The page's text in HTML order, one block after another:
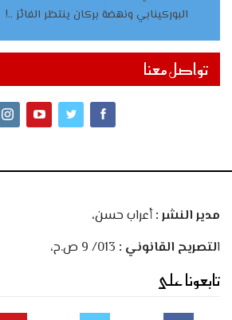
البوركينابي ونهضة بركان ينتظر الفائز ..!
تواصل معنا
مدير النشر :أعراب حسن،
التصريح القانوني :
تابعونا على